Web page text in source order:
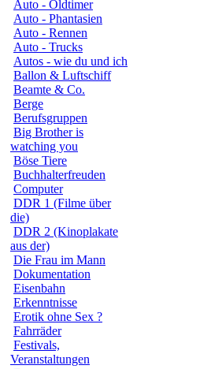
Auto - Oldtimer
Auto - Phantasien
Auto - Rennen
Auto - Trucks
Autos - wie du und ich
Ballon & Luftschiff
Beamte & Co.
Berge
Berufsgruppen
Big Brother is
watching you
Böse Tiere
Buchhalterfreuden
Computer
DDR 1 (Filme über
die)
DDR 2 (Kinoplakate
aus der)
Die Frau im Mann
Dokumentation
Eisenbahn
Erkenntnisse
Erotik ohne Sex ?
Fahrräder
Festivals,
Veranstaltungen